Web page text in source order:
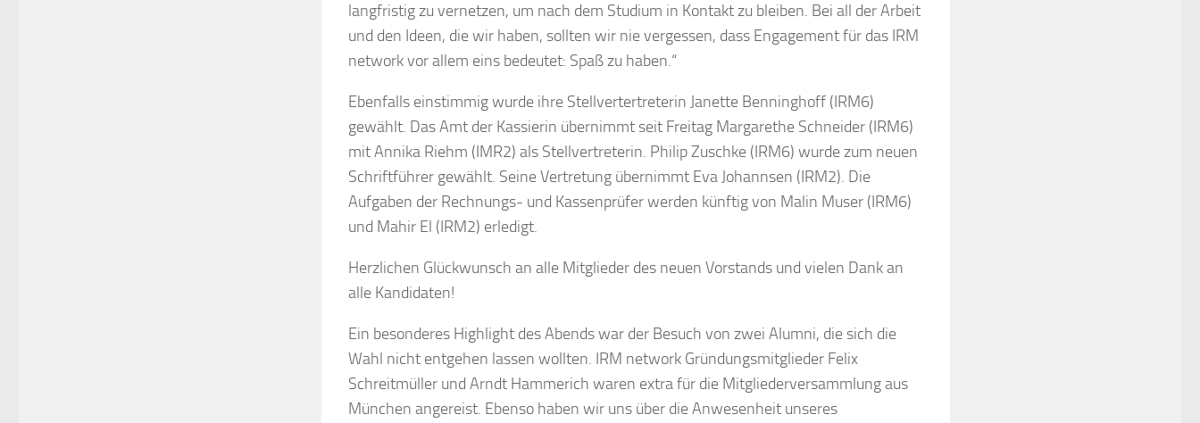
langfristig zu vernetzen, um nach dem Studium in Kontakt zu bleiben. Bei all der Arbeit
und den Ideen, die wir haben, sollten wir nie vergessen, dass Engagement für das IRM
network vor allem eins bedeutet: Spaß zu haben.“
Ebenfalls einstimmig wurde ihre Stellvertertreterin Janette Benninghoff (IRM6)
gewählt. Das Amt der Kassierin übernimmt seit Freitag Margarethe Schneider (IRM6)
mit Annika Riehm (IMR2) als Stellvertreterin. Philip Zuschke (IRM6) wurde zum neuen
Schriftführer gewählt. Seine Vertretung übernimmt Eva Johannsen (IRM2). Die
Aufgaben der Rechnungs- und Kassenprüfer werden künftig von Malin Muser (IRM6)
und Mahir El (IRM2) erledigt.
Herzlichen Glückwunsch an alle Mitglieder des neuen Vorstands und vielen Dank an
alle Kandidaten!
Ein besonderes Highlight des Abends war der Besuch von zwei Alumni, die sich die
Wahl nicht entgehen lassen wollten. IRM network Gründungsmitglieder Felix
Schreitmüller und Arndt Hammerich waren extra für die Mitgliederversammlung aus
München angereist. Ebenso haben wir uns über die Anwesenheit unseres